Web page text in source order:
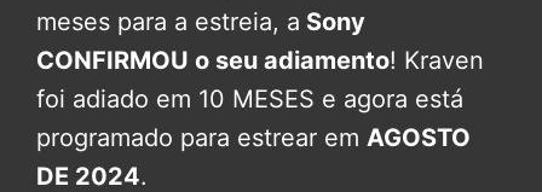
meses para a estreia, a Sony
CONFIRMOU o seu adiamento! Kraven
foi adiado em 10 MESES e agora está
programado para estrear em AGOSTO
DE 2024.